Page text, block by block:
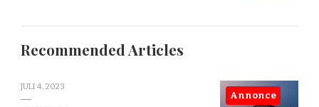
Recommended Articles
JULI 4, 2023
Annonce